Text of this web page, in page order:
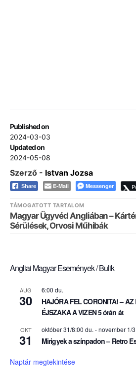
Published on
2024-03-03
Updated on
2024-05-08
Szerző - Istvan Jozsa
Share E-Mail Messenger
TÁMOGATOTT TARTALOM
Magyar Ügyvéd Angliában –
Sérülések, Orvosi Műhibák
Angliai Magyar Események / Bulik
AUG
30
6:00 du.
HAJÓRA FEL CORONITA! – AZ
ÉJSZAKA A VIZEN 5 órán át
OKT
31
október 31/8:00 du. -november 1/
Mirigyek a színpadon – Retro
Naptár megtekintése